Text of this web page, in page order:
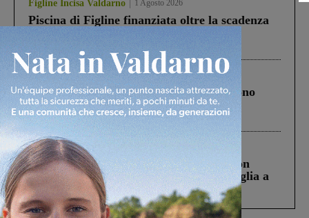
Figline Incisa Valdarno 1 Agosto 2026
Piscina di Figline finanziata oltre la scadenza
ringraziamento al Governo”
Cronaca 4 Agosto 2026
Un anno fa la strage in A1 in cui morirono
Gianni, Giulia e Franco. Lo schianto, il
processo, lo stop ai sorpassi fra tir....
Cronaca 3 Agosto 2026
Scomparso da una struttura di Castiglion
Fiorentino l’uomo che aveva ucciso la figlia a
Levane nel 2020